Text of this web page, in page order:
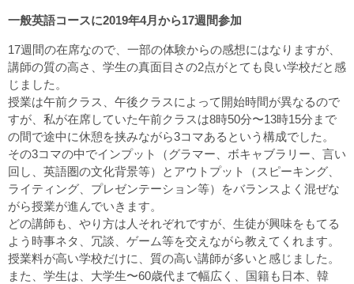
一般英語コースに2019年4月から17週間参加
17週間の在席なので、一部の体験からの感想にはなりますが、
講師の質の高さ、学生の真面目さの2点がとても良い学校だと感
じました。
授業は午前クラス、午後クラスによって開始時間が異なるので
すが、私が在席していた午前クラスは8時50分〜13時15分まで
の間で途中に休憩を挟みながら3コマあるという構成でした。
その3コマの中でインプット（グラマー、ボキャブラリー、言い
回し、英語圏の文化背景等）とアウトプット（スピーキング、
ライティング、プレゼンテーション等）をバランスよく混ぜな
がら授業が進んでいきます。
どの講師も、やり方は人それぞれですが、生徒が興味をもてる
よう時事ネタ、冗談、ゲーム等を交えながら教えてくれます。
授業料が高い学校だけに、質の高い講師が多いと感じました。
また、学生は、大学生〜60歳代まで幅広く、国籍も日本、韓